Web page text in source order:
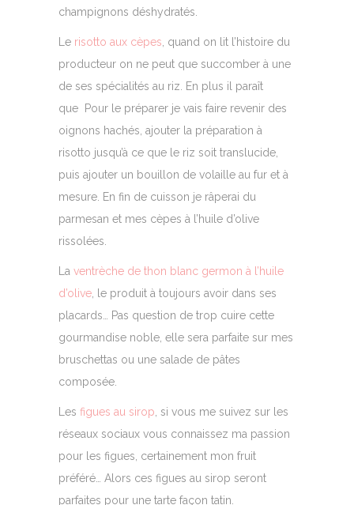
champignons déshydratés.
Le risotto aux cèpes, quand on lit l’histoire du
producteur on ne peut que succomber à une
de ses spécialités au riz. En plus il paraît
que Pour le préparer je vais faire revenir des
oignons hachés, ajouter la préparation à
risotto jusqu’à ce que le riz soit translucide,
puis ajouter un bouillon de volaille au fur et à
mesure. En fin de cuisson je râperai du
parmesan et mes cèpes à l’huile d’olive
rissolées.
La ventrèche de thon blanc germon à l’huile
d’olive, le produit à toujours avoir dans ses
placards… Pas question de trop cuire cette
gourmandise noble, elle sera parfaite sur mes
bruschettas ou une salade de pâtes
composée.
Les figues au sirop, si vous me suivez sur les
réseaux sociaux vous connaissez ma passion
pour les figues, certainement mon fruit
préféré… Alors ces figues au sirop seront
parfaites pour une tarte façon tatin.